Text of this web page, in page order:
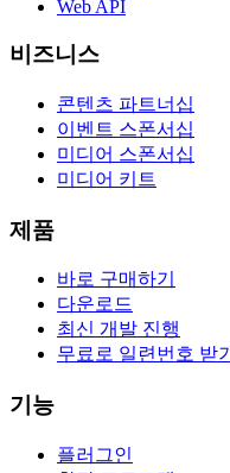
Web API
비즈니스
콘텐츠 파트너십
이벤트 스폰서십
미디어 스폰서십
미디어 키트
제품
바로 구매하기
다운로드
최신 개발 진행
무료로 일련번호 받기
기능
플러그인